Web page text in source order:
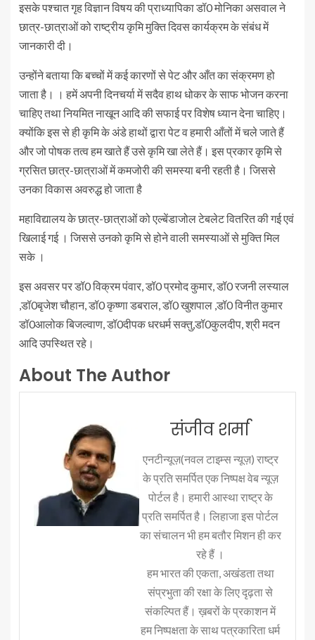
इसके पश्चात गृह विज्ञान विषय की प्राध्यापिका डॉ0 मोनिका असवाल ने
छात्र-छात्राओं को राष्ट्रीय कृमि मुक्ति दिवस कार्यक्रम के संबंध में
जानकारी दी।
उन्होंने बताया कि बच्चों में कई कारणों से पेट और आँत का संक्रमण हो
जाता है। । हमें अपनी दिनचर्या में सदैव हाथ धोकर के साफ भोजन करना
चाहिए तथा नियमित नाखून आदि की सफाई पर विशेष ध्यान देना चाहिए।
क्योंकि इस से ही कृमि के अंडे हाथों द्वारा पेट व हमारी आँतों में चले जाते हैं
और जो पोषक तत्व हम खाते हैं उसे कृमि खा लेते हैं। इस प्रकार कृमि से
ग्रसित छात्र-छात्राओं में कमजोरी की समस्या बनी रहती है। जिससे
उनका विकास अवरुद्ध हो जाता है
महाविद्यालय के छात्र-छात्राओं को एल्बेंडाजोल टेबलेट वितरित की गई एवं
खिलाई गई । जिससे उनको कृमि से होने वाली समस्याओं से मुक्ति मिल
सके ।
इस अवसर पर डॉ0 विक्रम पंवार, डॉ0 प्रमोद कुमार, डॉ0 रजनी लस्याल
,डॉ0बृजेश चौहान, डॉ0 कृष्णा डबराल, डॉ0 खुशपाल ,डॉ0 विनीत कुमार
डॉ0आलोक बिजल्वाण, डॉ0दीपक धरधर्म सक्तु,डॉ0कुलदीप, श्री मदन
आदि उपस्थित रहे।
About The Author
संजीव शर्मा
एनटीन्यूज़(नवल टाइम्स न्यूज़) राष्ट्र
के प्रति समर्पित एक निष्पक्ष वेब न्यूज़
पोर्टल है। हमारी आस्था राष्ट्र के
प्रति समर्पित है। लिहाजा इस पोर्टल
का संचालन भी हम बतौर मिशन ही कर
रहे हैं ।
हम भारत की एकता, अखंडता तथा
संप्रभुता की रक्षा के लिए दृढ़ता से
संकल्पित हैं। ख़बरों के प्रकाशन में
हम निष्पक्षता के साथ पत्रकारिता धर्म